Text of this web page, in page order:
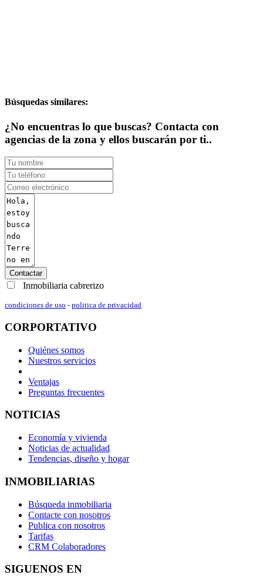
Búsquedas similares:
¿No encuentras lo que buscas? Contacta con
agencias de la zona y ellos buscarán por ti..
Contactar
Inmobiliaria cabrerizo
condiciones de uso - politica de privacidad
CORPORTATIVO
Quiénes somos
Nuestros servicios
Ventajas
Preguntas frecuentes
NOTICIAS
Economía y vivienda
Noticias de actualidad
Tendencias, diseño y hogar
INMOBILIARIAS
Búsqueda inmobiliaria
Contacte con nosotros
Publica con nosotros
Tarifas
CRM Colaboradores
SIGUENOS EN